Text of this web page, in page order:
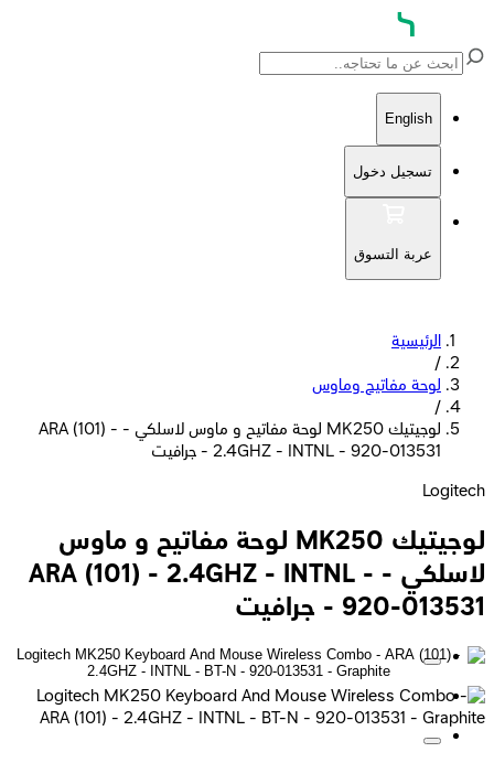
English
تسجيل دخول
عربة التسوق
الرئيسية
لوحة مفاتيح وماوس
لوجيتيك MK250 لوحة مفاتيح و ماوس لاسلكي - ARA (101) -
2.4GHZ - INTNL - 920-013531 - جرافيت
لوجيتيك MK250 لوحة مفاتيح و ماوس
لاسلكي - ARA (101) - 2.4GHZ - INTNL -
- جرافيت